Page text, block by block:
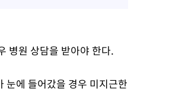
병원 상담을 받아야 한다.
눈에 들어갔을 경우 미지근한